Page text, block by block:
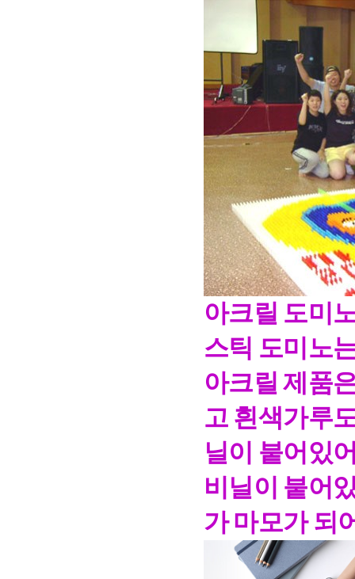
아크릴 도미
스틱 도미노
아크릴 제품
고 흰색가루
닐이 붙어있
비닐이 붙어
가 마모가 되